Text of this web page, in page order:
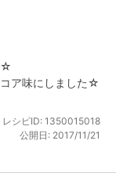
☆
ア味にしました☆
レシピID: 1350015018
公開日: 2017/11/21